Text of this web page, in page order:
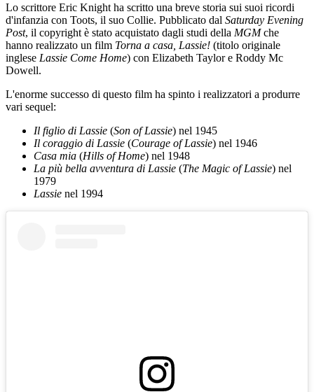
Lo scrittore Eric Knight ha scritto una breve storia sui suoi ricordi
d'infanzia con Toots, il suo Collie. Pubblicato dal Saturday Evening
Post, il copyright è stato acquistato dagli studi della MGMche
hanno realizzato un film Torna a casa, Lassie! (titolo originale
inglese Lassie Come Home) con Elizabeth Taylor e Roddy Mc
Dowell.
L'enorme successo di questo film ha spinto i realizzatori a produrre
vari sequel:
Il figlio di Lassie (Son of Lassie) nel 1945
Il coraggio di Lassie (Courage of Lassie) nel 1946
Casa mia (Hills of Home) nel 1948
La più bella avventura di Lassie (The Magic of Lassie) nel
1979
Lassie nel 1994